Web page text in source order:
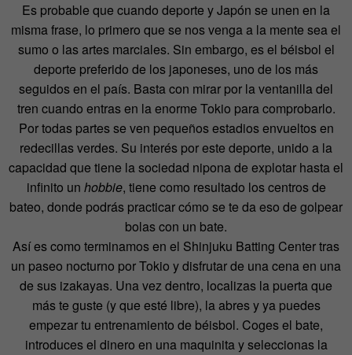
Es probable que cuando deporte y Japón se unen en la
misma frase, lo primero que se nos venga a la mente sea el
sumo o las artes marciales. Sin embargo, es el béisbol el
deporte preferido de los japoneses, uno de los más
seguidos en el país. Basta con mirar por la ventanilla del
tren cuando entras en la enorme Tokio para comprobarlo.
Por todas partes se ven pequeños estadios envueltos en
redecillas verdes. Su interés por este deporte, unido a la
capacidad que tiene la sociedad nipona de explotar hasta el
infinito un hobbie, tiene como resultado los centros de
bateo, donde podrás practicar cómo se te da eso de golpear
bolas con un bate.
Así es como terminamos en el Shinjuku Batting Center tras
un paseo nocturno por Tokio y disfrutar de una cena en una
de sus izakayas. Una vez dentro, localizas la puerta que
más te guste (y que esté libre), la abres y ya puedes
empezar tu entrenamiento de béisbol. Coges el bate,
introduces el dinero en una maquinita y seleccionas la